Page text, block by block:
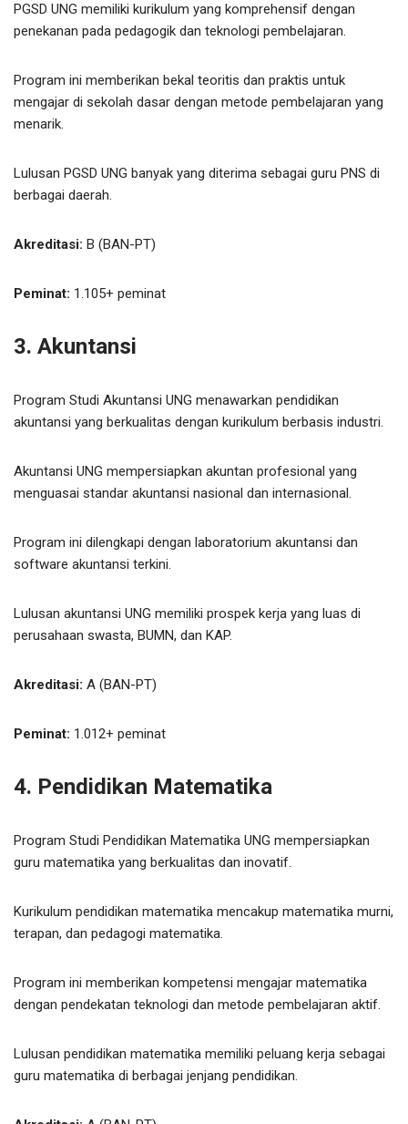
PGSD UNG memiliki kurikulum yang komprehensif dengan
penekanan pada pedagogik dan teknologi pembelajaran.
Program ini memberikan bekal teoritis dan praktis untuk
mengajar di sekolah dasar dengan metode pembelajaran yang
menarik.
Lulusan PGSD UNG banyak yang diterima sebagai guru PNS di
berbagai daerah.
Akreditasi: B (BAN-PT)
Peminat: 1.105+ peminat
3. Akuntansi
Program Studi Akuntansi UNG menawarkan pendidikan
akuntansi yang berkualitas dengan kurikulum berbasis industri.
Akuntansi UNG mempersiapkan akuntan profesional yang
menguasai standar akuntansi nasional dan internasional.
Program ini dilengkapi dengan laboratorium akuntansi dan
software akuntansi terkini.
Lulusan akuntansi UNG memiliki prospek kerja yang luas di
perusahaan swasta, BUMN, dan KAP.
Akreditasi: A (BAN-PT)
Peminat: 1.012+ peminat
4. Pendidikan Matematika
Program Studi Pendidikan Matematika UNG mempersiapkan
guru matematika yang berkualitas dan inovatif.
Kurikulum pendidikan matematika mencakup matematika murni,
terapan, dan pedagogi matematika.
Program ini memberikan kompetensi mengajar matematika
dengan pendekatan teknologi dan metode pembelajaran aktif.
Lulusan pendidikan matematika memiliki peluang kerja sebagai
guru matematika di berbagai jenjang pendidikan.